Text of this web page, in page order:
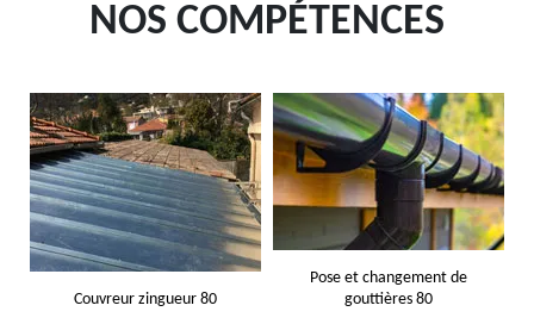
NOS COMPÉTENCES
Couvreur zingueur 80
Pose et changement de
gouttières 80